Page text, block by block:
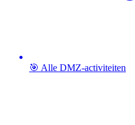
🎯 Alle DMZ-activiteiten